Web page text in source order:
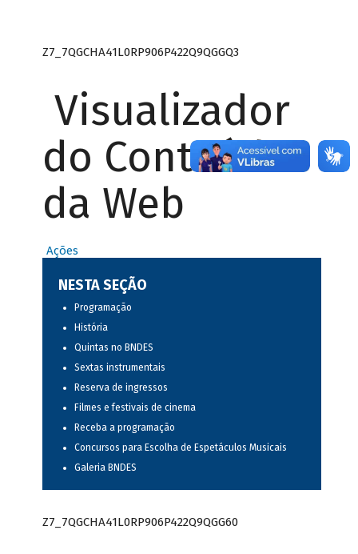
Z7_7QGCHA41L0RP906P422Q9QGGQ3
Visualizador
do Conteúdo
da Web
Ações
NESTA SEÇÃO
Programação
História
Quintas no BNDES
Sextas instrumentais
Reserva de ingressos
Filmes e festivais de cinema
Receba a programação
Concursos para Escolha de Espetáculos Musicais
Galeria BNDES
Z7_7QGCHA41L0RP906P422Q9QGG60